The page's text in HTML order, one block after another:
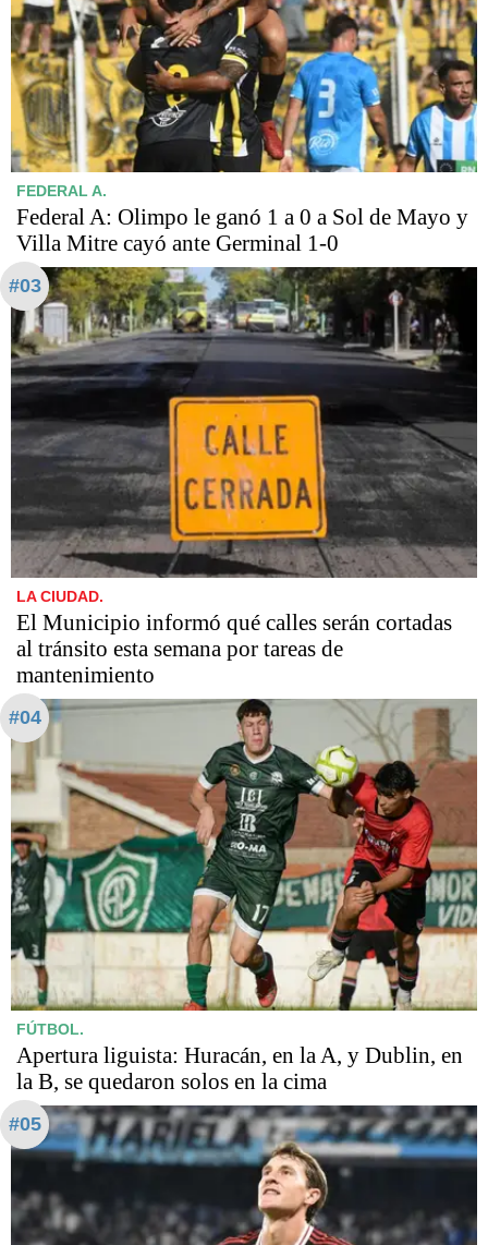
FEDERAL A.
Federal A: Olimpo le ganó 1 a 0 a Sol de Mayo y
Villa Mitre cayó ante Germinal 1-0
#03
LA CIUDAD.
El Municipio informó qué calles serán cortadas
al tránsito esta semana por tareas de
mantenimiento
#04
FÚTBOL.
Apertura liguista: Huracán, en la A, y Dublin, en
la B, se quedaron solos en la cima
#05